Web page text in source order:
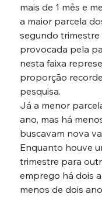
mais de 1 mês e
a maior parcela
segundo trimestre
provocada pela
nesta faixa
proporção
pesquisa.
Já a menor
ano, mas há
buscavam nova
Enquanto houve
trimestre para
emprego há dois
menos de dois